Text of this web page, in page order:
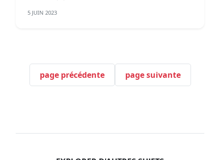
5 JUIN 2023
page précédente page suivante